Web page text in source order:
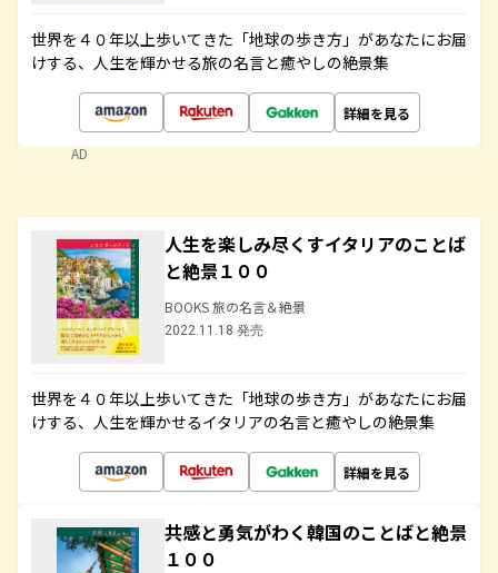
世界を４０年以上歩いてきた「地球の歩き方」があなたにお届
けする、人生を輝かせる旅の名言と癒やしの絶景集
詳細を見る
AD
人生を楽しみ尽くすイタリアのことば
と絶景１００
BOOKS 旅の名言＆絶景
2022.11.18 発売
世界を４０年以上歩いてきた「地球の歩き方」があなたにお届
けする、人生を輝かせるイタリアの名言と癒やしの絶景集
詳細を見る
共感と勇気がわく韓国のことばと絶景
１００